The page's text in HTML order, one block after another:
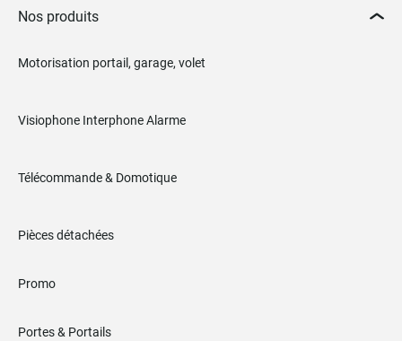
Nos produits
Motorisation portail, garage, volet
Visiophone Interphone Alarme
Télécommande & Domotique
Pièces détachées
Promo
Portes & Portails